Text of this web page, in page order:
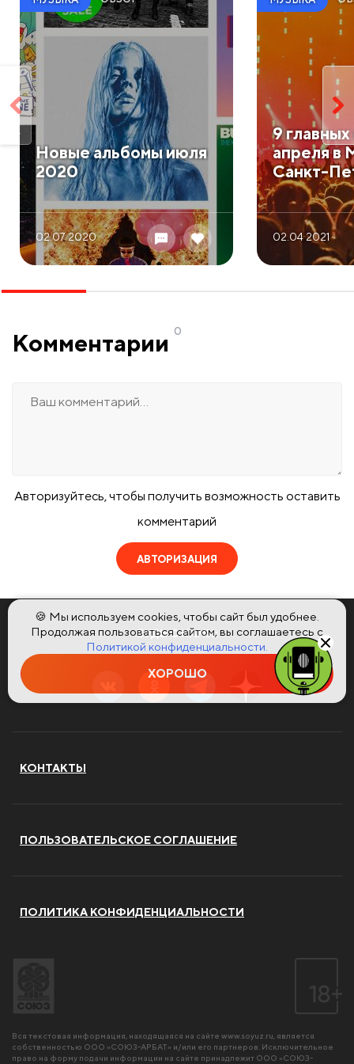
​Новые альбомы июля
2020
02.07 2020
​9
апреля в
Санкт-
02.04 2021
Комментарии 0
Авторизуйтесь, чтобы получить возможность оставить
комментарий
АВТОРИЗАЦИЯ
БУДЬ С НАМИ:
КОНТАКТЫ
ПОЛЬЗОВАТЕЛЬСКОЕ СОГЛАШЕНИЕ
ПОЛИТИКА КОНФИДЕНЦИАЛЬНОСТИ
Вся текстовая информация, находящаяся на сайте www.soyuz.ru , является
собственностью ООО «СОЮЗ-АРБАТ» и/или его партнеров. Исключительное
право на форму подачи информации на сайте принадлежит ООО «СОЮЗ-
🍪 Мы используем cookies, чтобы сайт был удобнее.
Продолжая пользоваться сайтом, вы соглашаетесь с
Политикой конфиденциальности.
ХОРОШО